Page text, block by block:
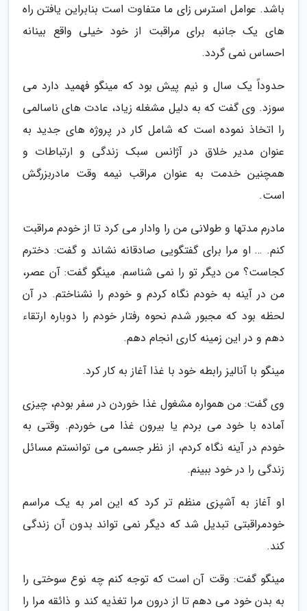
باشد. عوامل استرس زای ما متفاوت است بنابراین یافتن راه
های یک جانبه برای مراقبت از خود خیلی واقع بینانه
احساس نمی گردد.
حدوداً یک سال و نیم پیش بود که مینگو فهمید دارد می
سوزد. وی گفت که به دلیل مشغله زیاد، عادت های ناسالمی
را اتخاذ نموده است که شامل کار در پروژه های جدید به
عنوان مدیر خلاق در آژانس سبک زندگی و ارتباطات و
همچنین خدمت به عنوان مراقب نیمه وقت مادربزرگش
است.
مادرم مدتها و طولانی من را وادار می کرد تا از خودم مراقبت
کنم. … او مرا برای گفتگویی صادقانه نشاند و گفت: دخترم
کجاست؟ من دیگر تو را نمی شناسم. مینگو گفت: آن عصر،
من در آینه به خودم نگاه کردم و خودم را نشناختم. در آن
لحظه بود که مجبور شدم نحوه رفتار خودم را دوباره ارتقاء
دهم و در این زمینه کاری انجام دهم.
مینگو با آنالیز رابطه خود با غذا آغاز به کار کرد.
وی گفت: من همواره مشغول غذا خوردن در سفر بودم، چیزی
آماده با خود می بردم یا بیرون غذا می خوردم. وقتی به
خودم در آینه نگاه کردم، از نظر جسمی می توانستم مسائل
زندگی را در خود ببینم.
او آغاز به آشپزی منظم تر کرد که این امر به یک مراسم
خودمراقبتی تبدیل شد که دیگر نمی تواند بدون آن زندگی
کند.
مینگو گفت: وقت آن است که توجه کنم چه نوع سوختی را
به بدن خود می دهم تا از درون مرا تغذیه کند و ذائقه مرا را